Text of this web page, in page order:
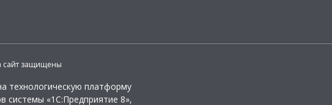
сайт защищены
технологическую платформу
системы «1С:Предприятие 8»,